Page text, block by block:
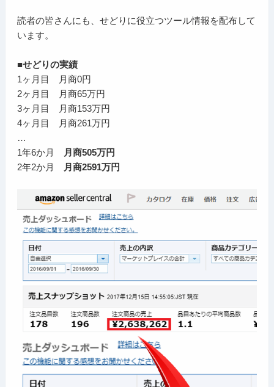
読者の皆さんにも、せどりに役立つツール情報を配布して
います。
■せどりの実績
1ヶ月目 月商0円
2ヶ月目 月商65万円
3ヶ月目 月商153万円
4ヶ月目 月商261万円
…
1年6か月
月商505万円
2年2か月
月商2591万円